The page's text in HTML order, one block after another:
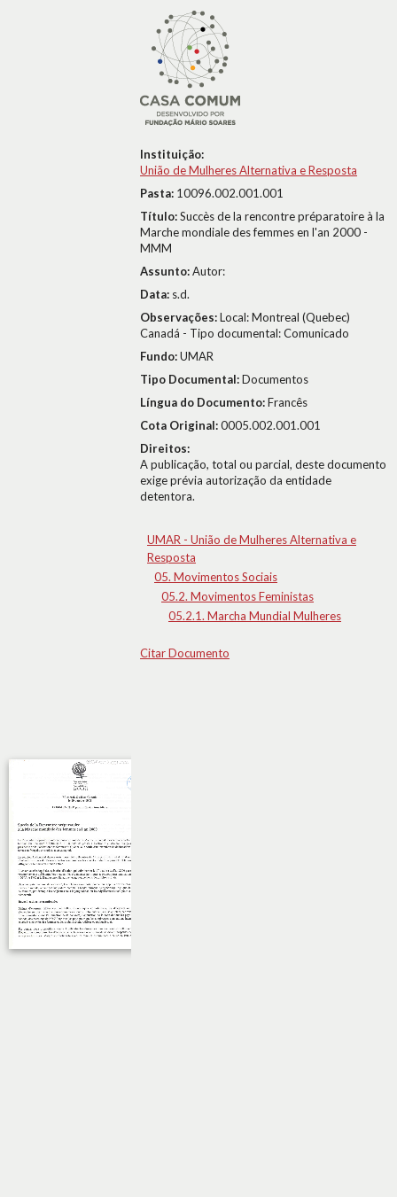
Instituição:
União de Mulheres Alternativa e Resposta
Pasta: 10096.002.001.001
Título:Succès de la rencontre préparatoire à la
Marche mondiale des femmes en l'an 2000 -
MMM
Assunto:Autor:
Data: s.d.
Observações:Local: Montreal (Quebec)
Canadá - Tipo documental: Comunicado
Fundo:UMAR
Tipo Documental:Documentos
Língua do Documento:Francês
Cota Original:0005.002.001.001
Direitos:
A publicação, total ou parcial, deste documento
exige prévia autorização da entidade
detentora.
UMAR - União de Mulheres Alternativa e
Resposta
05. Movimentos Sociais
05.2. Movimentos Feministas
05.2.1. Marcha Mundial Mulheres
Citar Documento